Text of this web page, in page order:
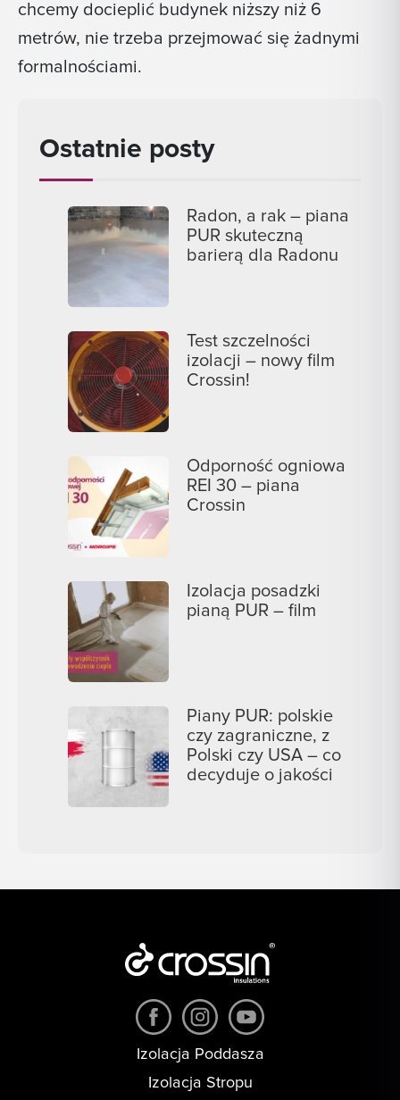
chcemy docieplić budynek niższy niż 6
metrów, nie trzeba przejmować się żadnymi
formalnościami.
Ostatnie posty
Radon, a rak – piana
PUR skuteczną
barierą dla Radonu
Test szczelności
izolacji – nowy film
Crossin!
Odporność ogniowa
REI 30 – piana
Crossin
Izolacja posadzki
pianą PUR – film
Piany PUR: polskie
czy zagraniczne, z
Polski czy USA – co
decyduje o jakości
Izolacja Poddasza
Izolacja Stropu